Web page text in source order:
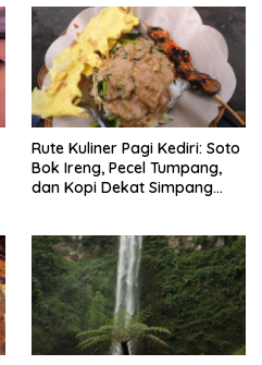
Rute Kuliner Pagi Kediri: Soto
Bok Ireng, Pecel Tumpang,
dan Kopi Dekat Simpang